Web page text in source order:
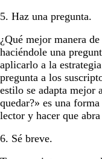
5. Haz una pregunta.
¿Qué mejor manera
haciéndole una
aplicarlo a la
pregunta a los
estilo se adapta mejor
quedar?» es una
lector y hacer que
6. Sé breve.